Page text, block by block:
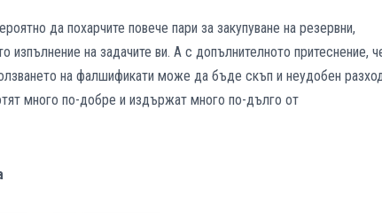
да похарчите повече пари за закупуване на резервни,
изпълнение на задачите ви. А с допълнителното притеснение,
на фалшификати може да бъде скъп и неудобен
много по-добре и издържат много по-дълго от